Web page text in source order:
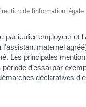
de l'information
particulier employeur et
l'assistant maternel
Les principales
période d'essai par
déclaratives